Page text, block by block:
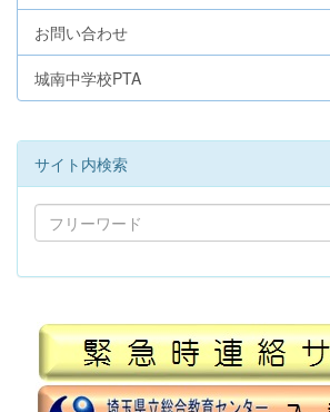
お問い合わせ
城南中学校PTA
サイト内検索